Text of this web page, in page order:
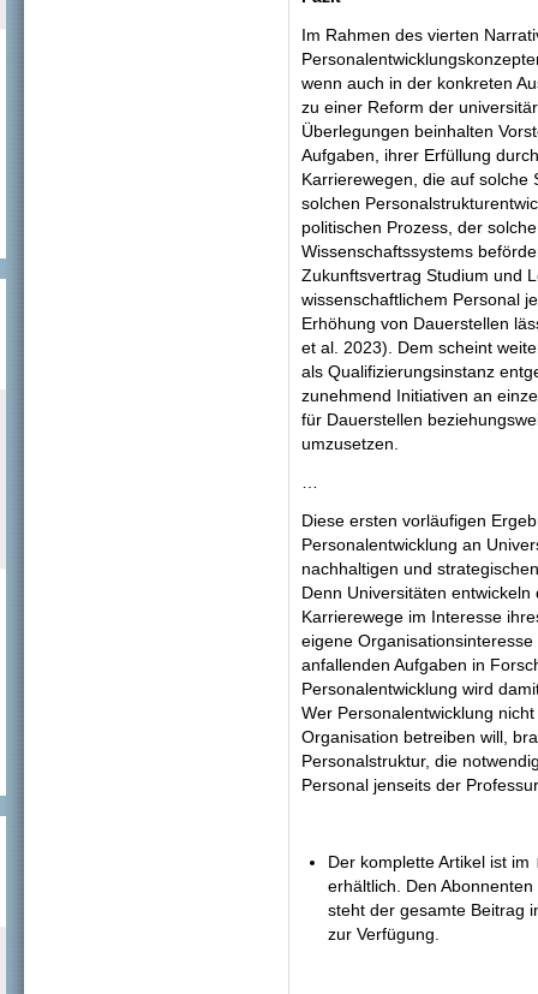
Im Rahmen des vierten
wenn auch in der konkreten
zu einer Reform der
Überlegungen beinhalten
Aufgaben, ihrer Erfüllung
Karrierewegen, die auf solche
solchen
politischen Prozess, der
Wissenschaftssystems
Zukunftsvertrag Studium und
wissenschaftlichem Personal
Erhöhung von Dauerstellen
et al. 2023). Dem scheint
als Qualifizierungsinstanz
zunehmend Initiativen an
für Dauerstellen
umzusetzen.
…
Diese ersten vorläufigen
Personalentwicklung an
nachhaltigen und
Denn Universitäten
Karrierewege im Interesse
eigene
anfallenden Aufgaben in
Personalentwicklung wird
Wer Personalentwicklung
Organisation betreiben will,
Personalstruktur, die
Personal jenseits der
Der komplette Artikel ist
erhältlich. Den
steht der gesamte Beitrag
zur Verfügung.